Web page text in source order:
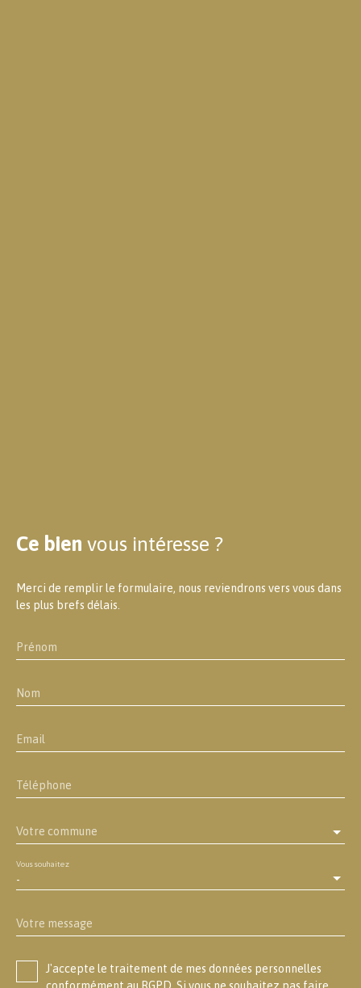
Ce bien vous intéresse ?
Merci de remplir le formulaire, nous reviendrons vers vous dans
les plus brefs délais.
Prénom
Nom
Email
Téléphone
Votre commune
-
Vous souhaitez
Votre message
J'accepte le traitement de mes données personnelles